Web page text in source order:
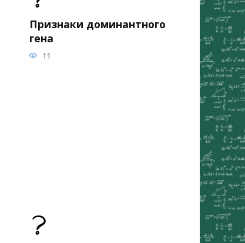
Признаки доминантного
гена
11